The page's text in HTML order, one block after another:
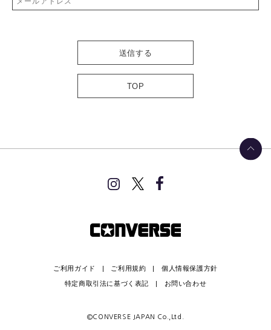
TOP
ご利用ガイド ご利用規約 個人情報保護方針
特定商取引法に基づく表記 お問い合わせ
©CONVERSE JAPAN Co.,Ltd.